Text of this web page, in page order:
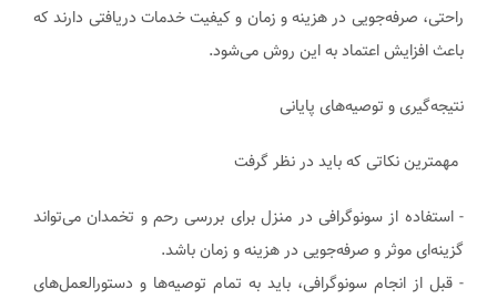
راحتی، صرفه‌جویی در هزینه و زمان و کیفیت خدمات دریافتی دارند که
باعث افزایش اعتماد به این روش می‌شود.
نتیجه‌گیری و توصیه‌های پایانی
مهمترین نکاتی که باید در نظر گرفت
- استفاده از سونوگرافی در منزل برای بررسی رحم و تخمدان می‌تواند
گزینه‌ای موثر و صرفه‌جویی در هزینه و زمان باشد.
- قبل از انجام سونوگرافی، باید به تمام توصیه‌ها و دستورالعمل‌های